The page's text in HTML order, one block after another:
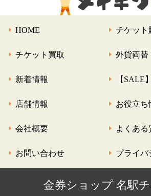
HOME チケット
チケット買取 外貨両替
新着情報 【SALE
店舗情報 お役立ち
会社概要 よくある
お問い合わせ プライバ
金券ショップ 名駅